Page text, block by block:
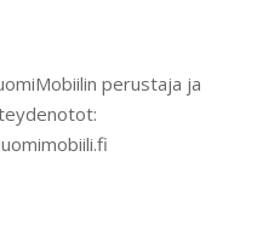
perustaja ja